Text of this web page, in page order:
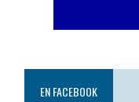
EN FACEBOOK